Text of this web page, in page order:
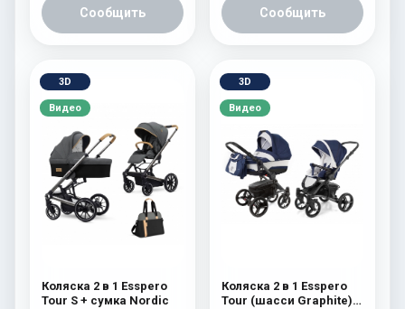
Сообщить Сообщить
3D
Видео
Коляска 2 в 1 Esspero
Tour S + сумка Nordic
3D
Видео
Коляска 2 в 1 Esspero
Tour (шасси Graphite)